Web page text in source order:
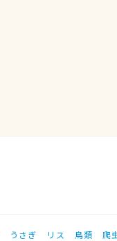
うさぎ リス 鳥類 爬